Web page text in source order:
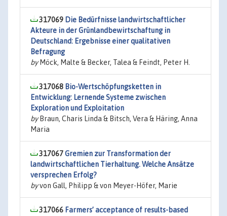
317069 Die Bedürfnisse landwirtschaftlicher
Akteure in der Grünlandbewirtschaftung in
Deutschland: Ergebnisse einer qualitativen
Befragung
byMöck, Malte & Becker, Talea & Feindt, Peter H.
317068 Bio-Wertschöpfungsketten in
Entwicklung: Lernende Systeme zwischen
Exploration und Exploitation
byBraun, Charis Linda & Bitsch, Vera & Häring, Anna
Maria
317067Gremien zur Transformation der
landwirtschaftlichen Tierhaltung. Welche Ansätze
versprechen Erfolg?
byvon Gall, Philipp & von Meyer-Höfer, Marie
317066 Farmers’ acceptance of results-based